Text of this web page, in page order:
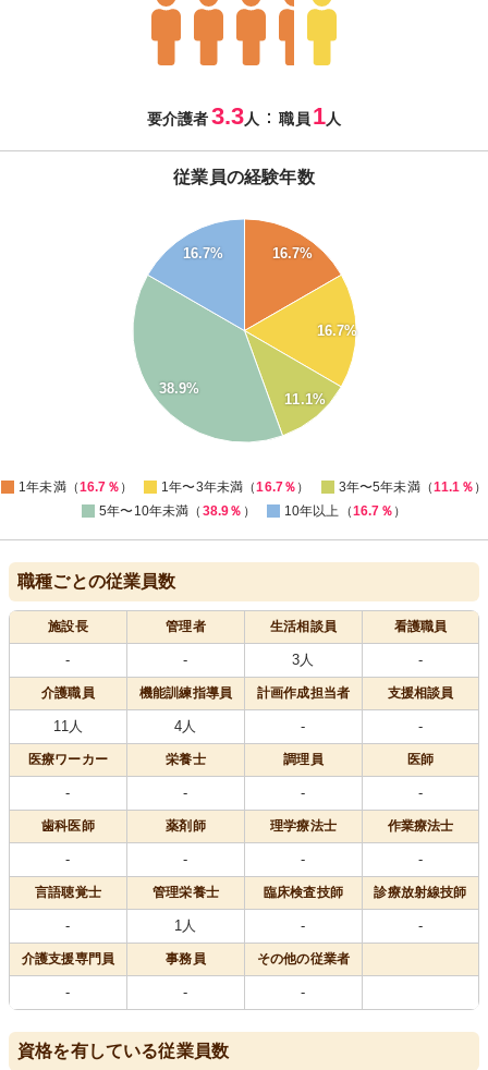
要介護者3.3人 ：職員 1人
従業員の経験年数
16.7%
16.7%
11.1%
38.9%
16.7%
1年未満（16.7％ ） 1年〜3年未満（16.7％ ） 3年〜5年未満（11.1％ ）
5年〜10年未満（ 38.9％ ） 10年以上（16.7％ ）
職種ごとの従業員数
施設長 管理者 生活相談員 看護職員
- - 3人 -
介護職員 機能訓練指導員 計画作成担当者 支援相談員
11人 4人 - -
医療ワーカー 栄養士 調理員 医師
- - - -
歯科医師 薬剤師 理学療法士 作業療法士
- - - -
言語聴覚士 管理栄養士 臨床検査技師 診療放射線技師
- 1人 - -
介護支援専門員 事務員 その他の従業者
- - -
資格を有している従業員数